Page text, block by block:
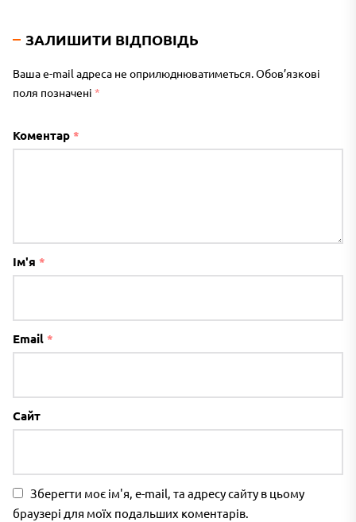
ЗАЛИШИТИ ВІДПОВІДЬ
Ваша e-mail адреса не оприлюднюватиметься.Обов’язкові
поля позначені *
Коментар *
Ім'я *
Email *
Сайт
Зберегти моє ім'я, e-mail, та адресу сайту в цьому
браузері для моїх подальших коментарів.